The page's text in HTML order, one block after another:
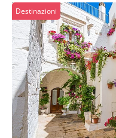
Destinazioni